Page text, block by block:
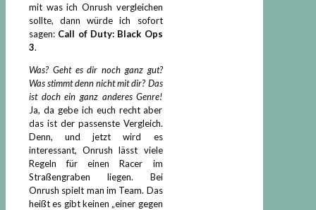
mit was ich Onrush vergleichen
sollte, dann würde ich sofort
sagen: Call of Duty: Black Ops
3.
Was? Geht es dir noch ganz gut?
Was stimmt denn nicht mit dir? Das
ist doch ein ganz anderes Genre!
Ja, da gebe ich euch recht aber
das ist der passenste Vergleich.
Denn, und jetzt wird es
interessant, Onrush lässt viele
Regeln für einen Racer im
Straßengraben liegen. Bei
Onrush spielt man im Team. Das
heißt es gibt keinen „einer gegen